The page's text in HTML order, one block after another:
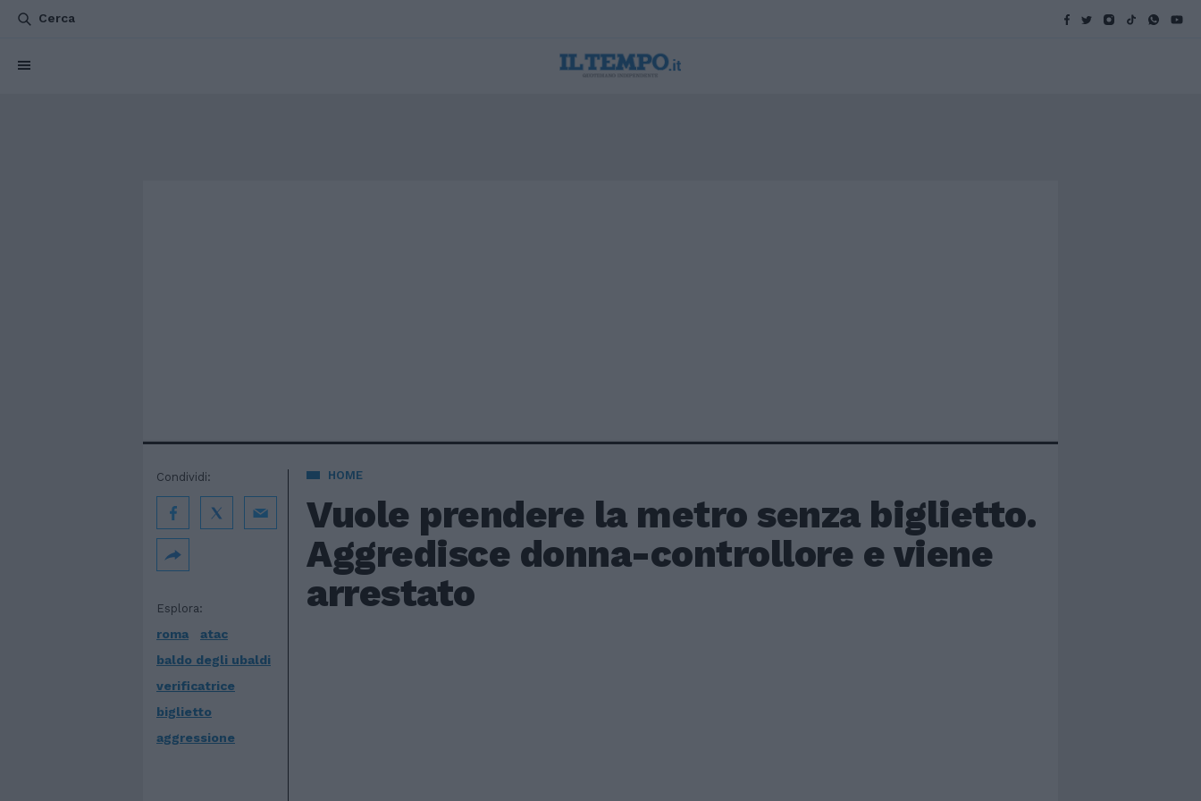
Cerca
HOME
Vuole prendere la metro senza biglietto.
Aggredisce donna-controllore e viene
arrestato
Esplora:
roma
atac
baldo degli ubaldi
verificatrice
biglietto
aggressione
Condividi: